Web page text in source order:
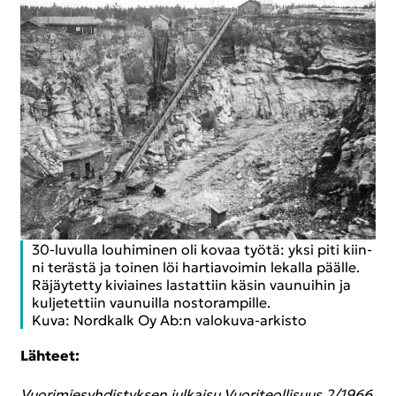
30-​luvulla lou­hi­mi­nen oli kovaa työtä: yksi piti kiin­
ni te­räs­tä ja toi­nen löi har­tia­voi­min le­kal­la pääl­le.
Rä­jäy­tet­ty ki­viai­nes las­tat­tiin käsin vau­nui­hin ja
kul­je­tet­tiin vau­nuil­la nos­to­ram­pil­le.
Kuva: Nord­kalk Oy Ab:n valokuva-​arkisto
Läh­teet: